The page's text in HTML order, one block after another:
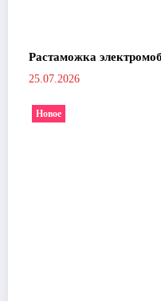
Растаможка
25.07.2026
Новое